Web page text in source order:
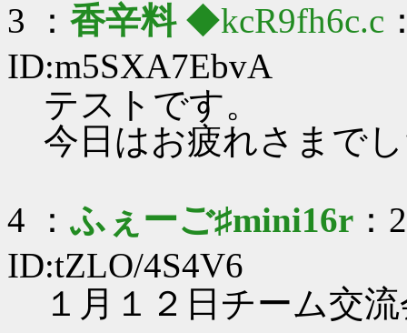
3 ： 香辛料◆kcR9fh6c.c
ID:m5SXA7EbvA
テストです。
今日はお疲れさまで
4 ：ふぇーご♯mini16r
ID:tZLO/4S4V6
１月１２日チーム交